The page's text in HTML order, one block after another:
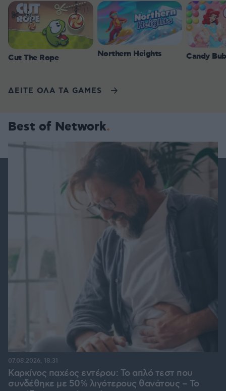
Cut The Rope Northern Heights Candy
ΔΕΙΤΕ ΟΛΑ ΤΑ GAMES
Best of Network
Καρκίνος παχέος εντέρου: Το απλό τεστ που
συνδέθηκε με 50% λιγότερους θανάτους – Το
07.08.2026, 18:31